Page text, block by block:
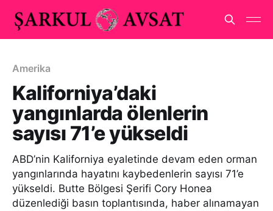
Amerika
Kaliforniya’daki
yangınlarda ölenlerin
sayısı 71’e yükseldi
ABD’nin Kaliforniya eyaletinde devam eden orman
yangınlarında hayatını kaybedenlerin sayısı 71’e
yükseldi. Butte Bölgesi Şerifi Cory Honea
düzenlediği basın toplantısında, haber alınamayan